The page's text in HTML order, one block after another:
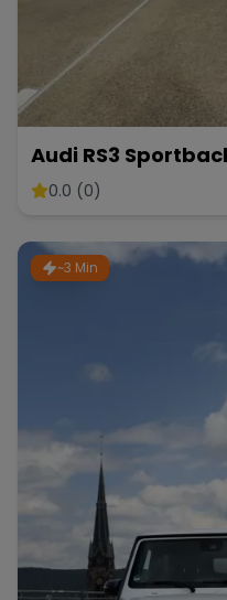
Audi RS3
Kompaktsportler
0.0 (0)
~3 Min